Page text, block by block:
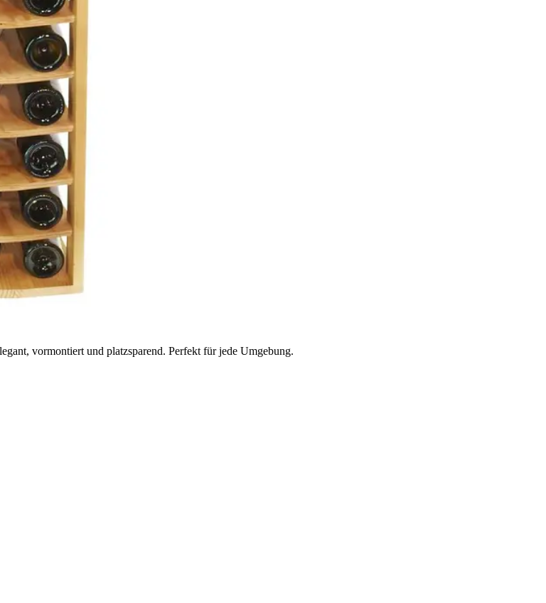
vormontiert und platzsparend. Perfekt für jede Umgebung.